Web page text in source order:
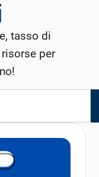
tasso di
per